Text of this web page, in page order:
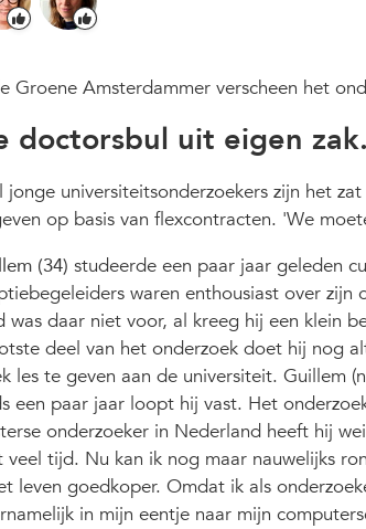
Groene Amsterdammer verscheen het
doctorsbul uit eigen
jonge universiteitsonderzoekers zijn het
op basis van flexcontracten. 'We
(34) studeerde een paar jaar geleden
waren enthousiast over
was daar niet voor, al kreeg hij een klein
deel van het onderzoek doet hij nog
les te geven aan de universiteit. Guillem
een paar jaar loopt hij vast. Het
onderzoeker in Nederland heeft hij
veel tijd. Nu kan ik nog maar nauwelijks
leven goedkoper. Omdat ik als
in mijn eentje naar mijn